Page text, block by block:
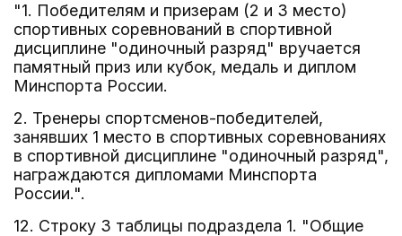
"1. Победителям и призерам (2 и 3 место)
спортивных соревнований в спортивной
дисциплине "одиночный разряд" вручается
памятный приз или кубок, медаль и диплом
Минспорта России.
2. Тренеры спортсменов-победителей,
занявших 1 место в спортивных соревнованиях
в спортивной дисциплине "одиночный разряд",
награждаются дипломами Минспорта
России.".
12. Строку 3 таблицы подраздела 1. "Общие